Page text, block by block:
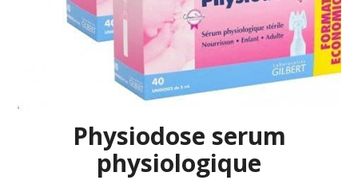
Physiodose serum
physiologique